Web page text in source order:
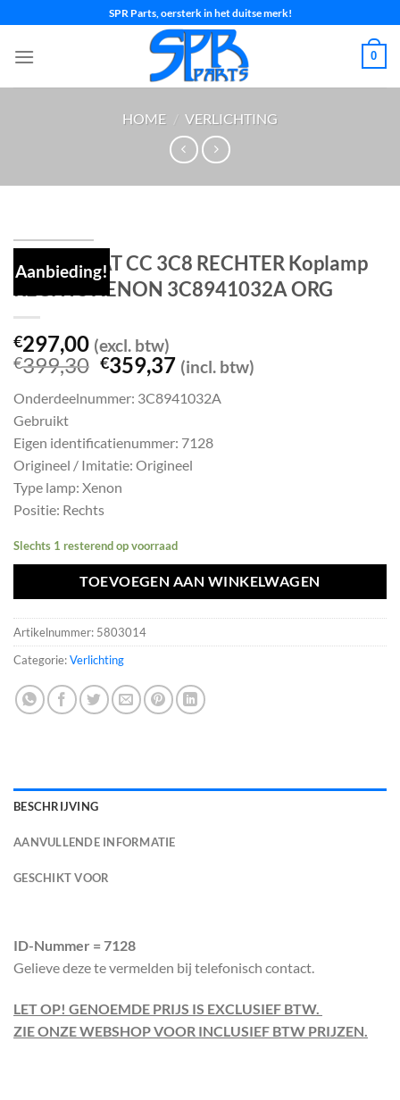
inhoud
SPR Parts, oersterk in het duitse merk!
0
HOME / VERLICHTING
Aanbieding!
VW PASSAT CC 3C8 RECHTER Koplamp
RECHTS XENON 3C8941032A ORG
€297,00 (excl. btw)
€399,30 Oorspronkelijke
was:
€359,37Huidige
prijs
is:
(incl. btw)
Onderdeelnummer: 3C8941032A
Gebruikt
Eigen identificatienummer: 7128
Origineel / Imitatie: Origineel
Type lamp: Xenon
Positie: Rechts
Slechts 1 resterend op voorraad
TOEVOEGEN AAN WINKELWAGEN
Artikelnummer: 5803014
Categorie:Verlichting
BESCHRIJVING
AANVULLENDE INFORMATIE
GESCHIKT VOOR
ID-Nummer = 7128
Gelieve deze te vermelden bij telefonisch contact.
LET OP! GENOEMDE PRIJS IS EXCLUSIEF BTW.
ZIE ONZE WEBSHOP VOOR INCLUSIEF BTW PRIJZEN.